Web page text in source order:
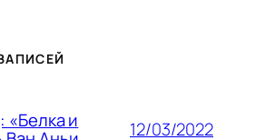
«Белка и 12/03/2022